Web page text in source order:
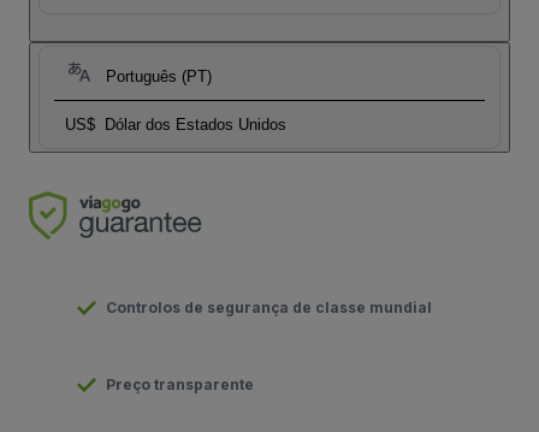
Português (PT)
US$ Dólar dos Estados Unidos
Controlos de segurança de classe mundial
Preço transparente